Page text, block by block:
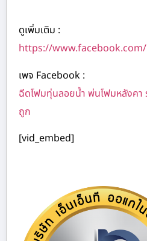
ดูเพิ่มเติม :
https://www.facebook.com/
เพจ Facebook :
ฉีดโฟมทุ่นลอยน้ำ พ่นโฟมหลังคา
ถูก
[vid_embed]